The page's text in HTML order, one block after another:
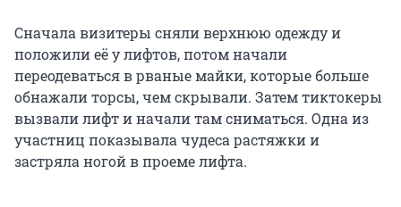
Сначала визитеры сняли верхнюю одежду и
положили её у лифтов, потом начали
переодеваться в рваные майки, которые больше
обнажали торсы, чем скрывали. Затем тиктокеры
вызвали лифт и начали там сниматься. Одна из
участниц показывала чудеса растяжки и
застряла ногой в проеме лифта.